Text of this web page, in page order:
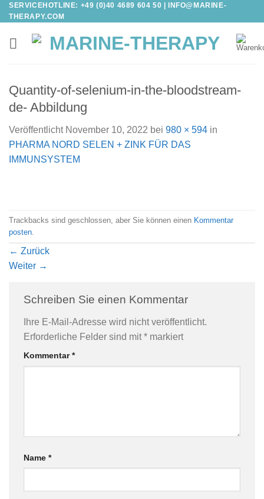
Zum
Inhalt
springen
SERVICEHOTLINE: +49 (0)40 4689 604 50 |
INFO@MARINE-
THERAPY.COM
Quantity-of-selenium-in-the-bloodstream-
de- Abbildung
Veröffentlicht November 10, 2022 bei 980 × 594 in
PHARMA NORD SELEN + ZINK FÜR DAS
IMMUNSYSTEM
Trackbacks sind geschlossen, aber Sie können einen Kommentar
posten
← Zurück
Weiter →
Schreiben Sie einen Kommentar
Ihre E-Mail-Adresse wird nicht veröffentlicht.
Erforderliche Felder sind mit* markiert
Kommentar*
Name *